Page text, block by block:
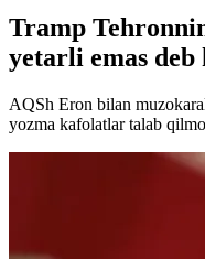
Tramp
yetarli emas deb
AQSh Eron bilan
yozma kafolatlar talab